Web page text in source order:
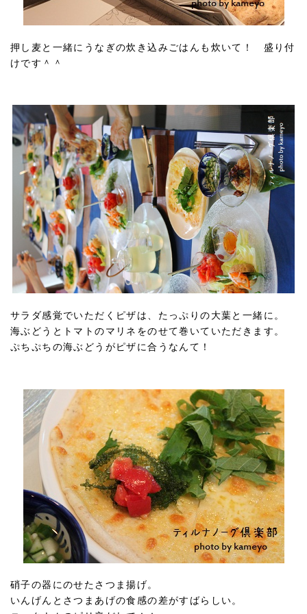
押し麦と一緒にうなぎの炊き込みごはんも炊いて！ 盛り付
けです＾＾
サラダ感覚でいただくピザは、たっぷりの大葉と一緒に。
海ぶどうとトマトのマリネをのせて巻いていただきます。
ぷちぷちの海ぶどうがピザに合うなんて！
硝子の器にのせたさつま揚げ。
いんげんとさつまあげの食感の差がすばらしい。